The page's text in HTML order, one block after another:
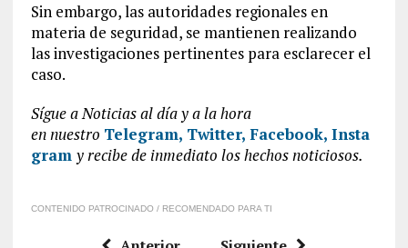
Sin embargo, las autoridades regionales en
materia de seguridad, se mantienen realizando
las investigaciones pertinentes para esclarecer el
caso.
Sígue a Noticias al día y a la hora
ennuestro Telegram, Twitter, Facebook, Insta
gram y recibe de inmediato los hechos noticiosos.
CONTENIDO PATROCINADO / RECOMENDADO PARA TI